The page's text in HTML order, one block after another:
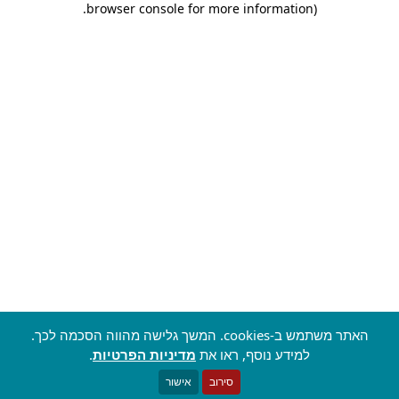
browser console for more information)
.
האתר משתמש ב-cookies. המשך גלישה מהווה הסכמה לכך.
למידע נוסף, ראו את מדיניות הפרטיות.
סירוב אישור